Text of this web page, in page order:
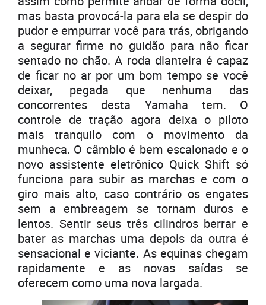
mas basta provocá-la para ela se despir do
pudor e empurrar você para trás, obrigando
a segurar firme no guidão para não ficar
sentado no chão. A roda dianteira é capaz
de ficar no ar por um bom tempo se você
deixar, pegada que nenhuma das
concorrentes desta Yamaha tem. O
controle de tração agora deixa o piloto
mais tranquilo com o movimento da
munheca. O câmbio é bem escalonado e o
novo assistente eletrônico Quick Shift só
funciona para subir as marchas e com o
giro mais alto, caso contrário os engates
sem a embreagem se tornam duros e
lentos. Sentir seus três cilindros berrar e
bater as marchas uma depois da outra é
sensacional e viciante. As equinas chegam
rapidamente e as novas saídas se
oferecem como uma nova largada.